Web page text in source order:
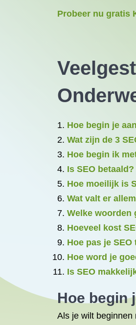
Probeer nu gratis
Hoe begin je
Wat zijn de 3
Hoe begin ik
Is SEO betaald?
Hoe moeilijk is
Wat valt er
Welke woorden
Hoeveel kost
Hoe pas je SEO
Hoe word je
Is SEO
Hoe begin
Als je wilt beginnen